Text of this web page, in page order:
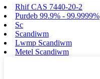
Rhif CAS 7440-20-2
Purdeb 99.9% - 99.9999%
Sc
Scandiwm
Lwmp Scandiwm
Metel Scandiwm